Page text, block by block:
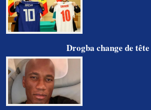
Drogba change de tête